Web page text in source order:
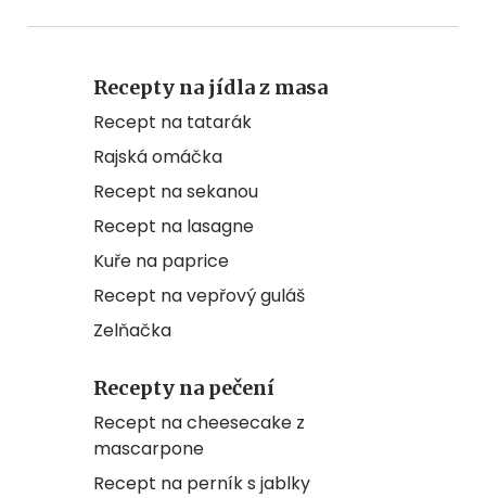
Recepty na jídla z masa
Recept na tatarák
Rajská omáčka
Recept na sekanou
Recept na lasagne
Kuře na paprice
Recept na vepřový guláš
Zelňačka
Recepty na pečení
Recept na cheesecake z
mascarpone
Recept na perník s jablky